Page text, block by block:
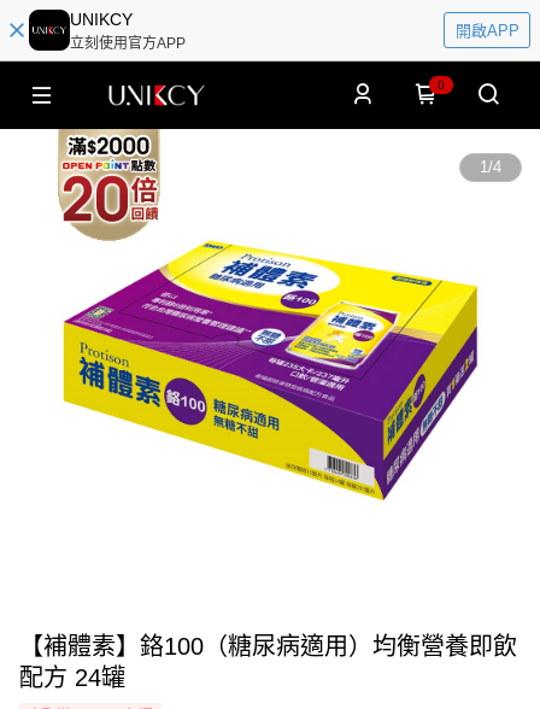
UNIKCY
立刻使用官方APP
開啟APP
0
1/4
【補體素】鉻100（糖尿病適用）均衡營養即飲
配方 24罐